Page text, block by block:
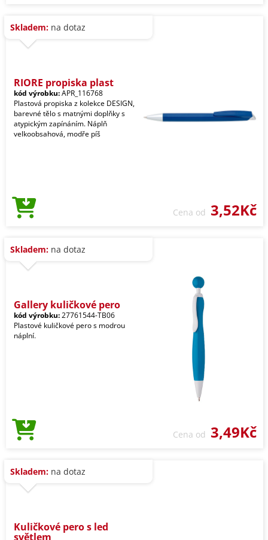
Skladem: na dotaz
RIORE propiska plast
kód výrobku:APR_116768
Plastová propiska z kolekce DESIGN,
barevné tělo s matnými doplňky s
atypickým zapínáním. Náplň
velkoobsahová, modře píš
Cena od 3,52Kč
Skladem: na dotaz
Gallery kuličkové pero
kód výrobku:27761544-TB06
Plastové kuličkové pero s modrou
náplní.
Cena od 3,49Kč
Skladem: na dotaz
Kuličkové pero s led
světlem